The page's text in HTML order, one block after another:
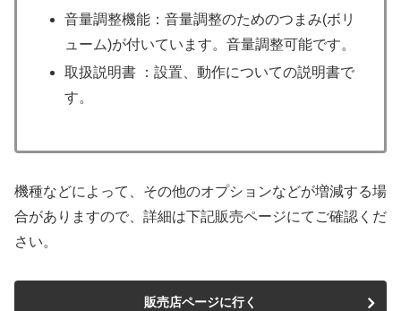
音量調整機能：音量調整のためのつまみ(ボリ
ューム)が付いています。音量調整可能です。
取扱説明書 ：設置、動作についての説明書で
す。
機種などによって、その他のオプションなどが増減する場
合がありますので、詳細は下記販売ページにてご確認くだ
さい。
販売店ページに行く